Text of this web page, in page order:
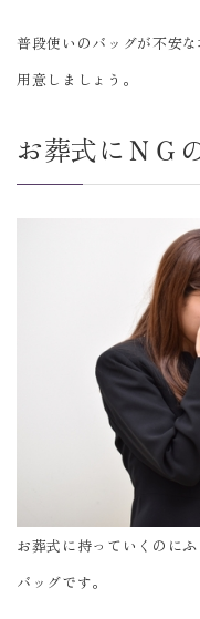
普段使いのバッグが不安
用意しましょう。
お葬式にＮＧ
お葬式に持っていくのに
バッグです。